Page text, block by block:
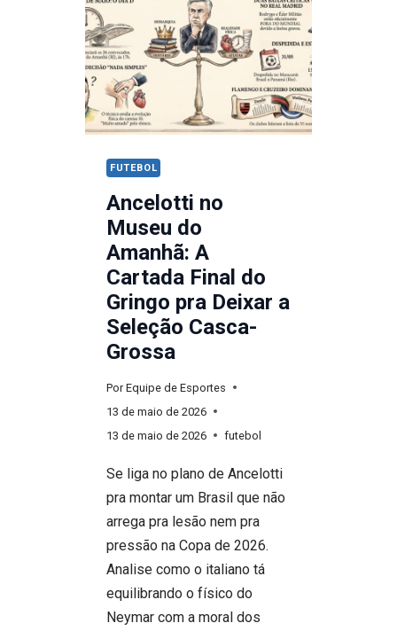
VASCO:
VEJA
FUTEBOL
Ancelotti no
Museu do
Amanhã: A
Cartada Final do
Gringo pra Deixar a
Seleção Casca-
Grossa
Por Equipe de Esportes
13 de maio de 2026
13 de maio de 2026
futebol
Se liga no plano de Ancelotti
pra montar um Brasil que não
arrega pra lesão nem pra
pressão na Copa de 2026.
Analise como o italiano tá
equilibrando o físico do
Neymar com a moral dos